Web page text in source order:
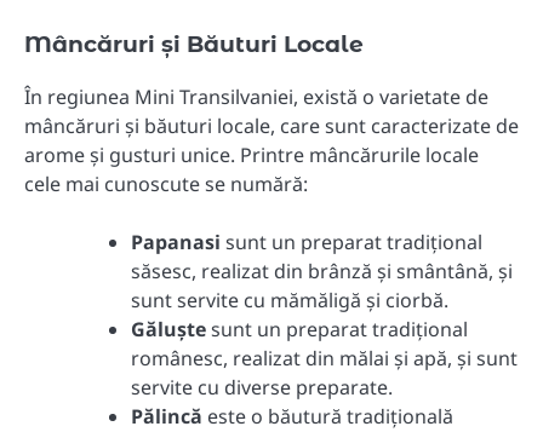
Mâncăruri și Băuturi Locale
În regiunea Mini Transilvaniei, există o varietate de
mâncăruri și băuturi locale, care sunt caracterizate de
arome și gusturi unice. Printre mâncărurile locale
cele mai cunoscute se numără:
Papanasi sunt un preparat tradițional
săsesc, realizat din brânză și smântână, și
sunt servite cu mămăligă și ciorbă.
Găluștesunt un preparat tradițional
românesc, realizat din mălai și apă, și sunt
servite cu diverse preparate.
Pălincă este o băutură tradițională